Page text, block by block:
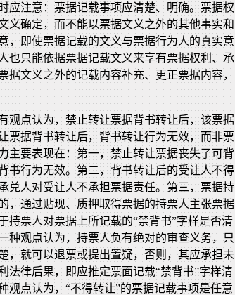
应注意：票据记载事项应清楚、明确。票据权
义确定，而不能以票据文义之外的其他事实和
，即使票据记载的文义与票据行为人的真实意
也只能依据票据记载文义来享有票据权利、承
据文义之外的记载内容补充、更正票据内容，
观点认为，禁止转让票据背书转让后，该票据
票据背书转让后，背书转让行为无效，而非票
主要表现在：第一，禁止转让票据丧失了可背
书行为无效。第二，背书转让后的受让人不得
兑人对受让人不承担票据责任。第三，票据持
，通过贴现、质押取得票据的持票人主张票据
持票人对票据上所记载的“禁背书”字样是否清
种观点认为，持票人负有绝对的审查义务，只
，就可以退票或提出置疑，否则，其应承担未
法律后果，即应推定票面记载“禁背书”字样清
观点认为，“不得转让”的票据记载事项是任意